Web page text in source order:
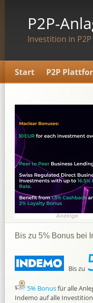
P2P-
Investition in
Start P2P
Bis zu 5% Bonus bei
Bis zu
5% Bonusfür alle
Indemo auf alle